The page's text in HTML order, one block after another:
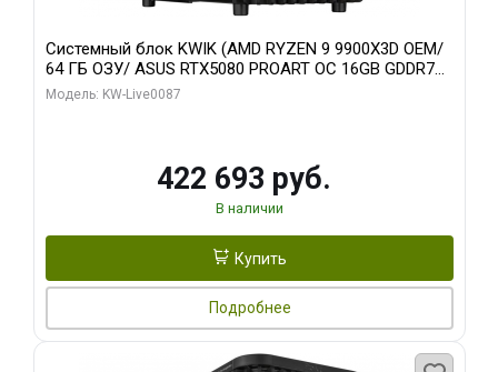
Системный блок KWIK (AMD RYZEN 9 9900X3D OEM/
64 ГБ ОЗУ/ ASUS RTX5080 PROART OC 16GB GDDR7
256bit Type-C DP 2/ 1 ТБ SSD)
Модель: KW-Live0087
422 693 руб.
В наличии
Купить
Подробнее